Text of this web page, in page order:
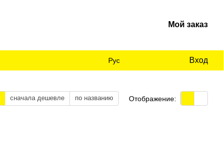
Мой заказ
Рус Вход
сначала дешевле по названию Отображение: